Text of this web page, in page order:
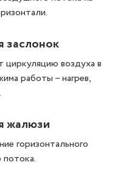
заслонок
циркуляцию воздуха в
работы – нагрев,
жалюзи
горизонтального
потока.